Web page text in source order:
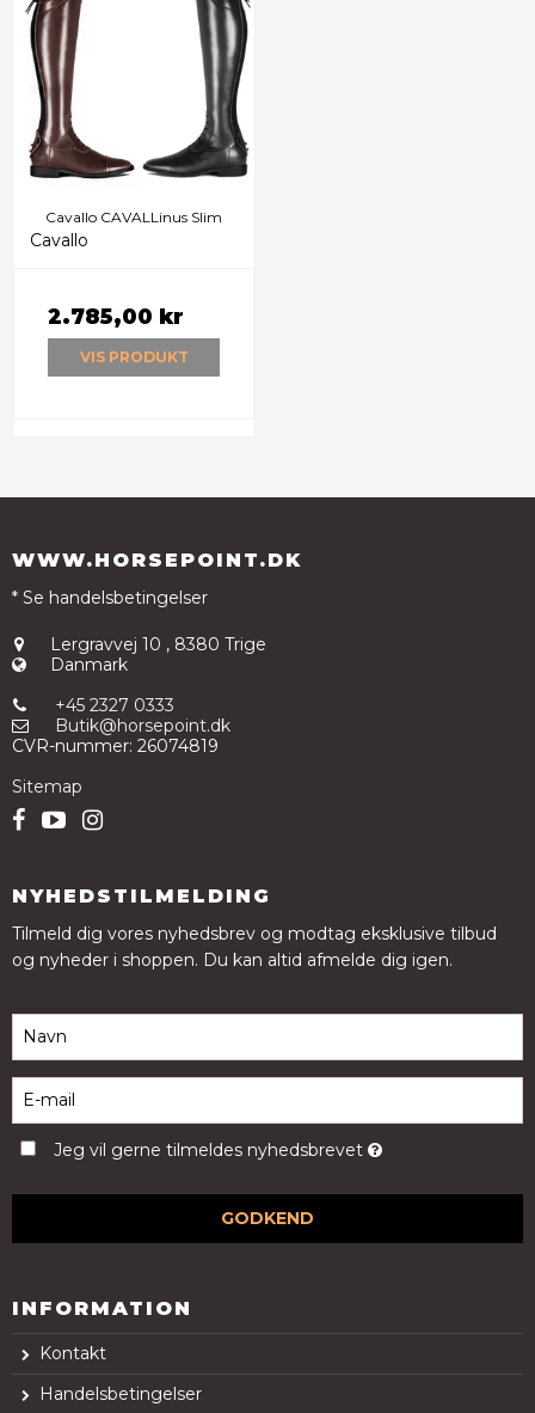
Cavallo CAVALLinus Slim
Cavallo
2.785,00 kr
VIS PRODUKT
WWW.HORSEPOINT.DK
* Se handelsbetingelser
Lergravvej 10 , 8380 Trige
Danmark
+45 2327 0333
Butik@horsepoint.dk
CVR-nummer: 26074819
Sitemap
NYHEDSTILMELDING
Tilmeld dig vores nyhedsbrev og modtag eksklusive tilbud
og nyheder i shoppen. Du kan altid afmelde dig igen.
Jeg vil gerne tilmeldes nyhedsbrevet
GODKEND
INFORMATION
Kontakt
Handelsbetingelser